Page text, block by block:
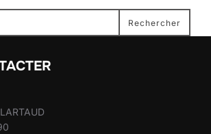
Rechercher